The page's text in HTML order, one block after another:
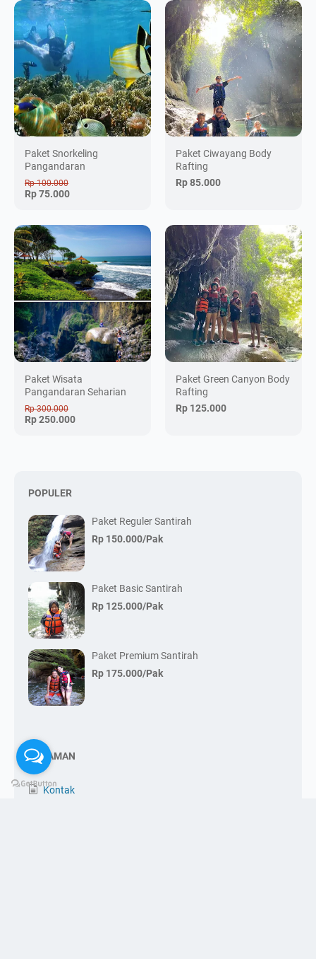
Paket Snorkeling
Pangandaran
Rp 100.000
Rp 75.000
Paket Ciwayang Body
Rafting
Rp 85.000
Paket Wisata
Pangandaran Seharian
Rp 300.000
Rp 250.000
Paket Green Canyon Body
Rafting
Rp 125.000
POPULER
Paket Reguler Santirah
Rp 150.000/Pak
Paket Basic Santirah
Rp 125.000/Pak
Paket Premium Santirah
Rp 175.000/Pak
HALAMAN
Kontak